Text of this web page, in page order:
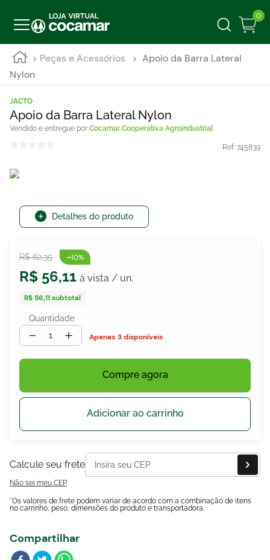
0
Peças e Acessórios
Apoio da Barra Lateral
Nylon
JACTO
Apoio da Barra Lateral Nylon
Cocamar Cooperativa Agroindustrial
Ref: 745839
Detalhes do produto
R$ 62,35 -10%
R$ 56,11
R$ 56,11subtotal
Quantidade
＋
－ 3 disponíveis
Compre agora
Adicionar ao carrinho
Calcule seu frete
Não sei meu CEP
*Os valores de frete podem variar de acordo com a combinação de itens
no carrinho, peso, dimensões do produto e transportadora.
Compartilhar
Blog